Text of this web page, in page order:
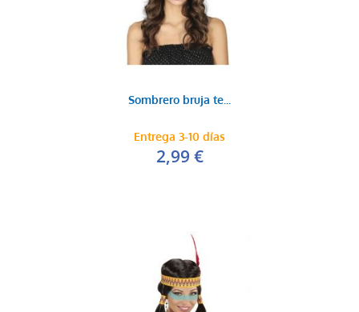
Sombrero bruja te...
Entrega 3-10 días
2,99 €